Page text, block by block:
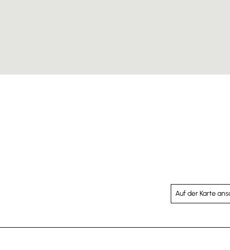
Auf der Karte